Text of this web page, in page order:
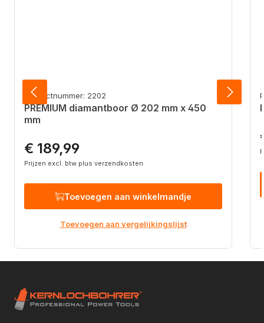
Productnummer: 2202
PREMIUM diamantboor Ø 202 mm x 450
mm
Normale prijs:
€ 189,99
Prijzen excl. btw plus verzendkosten
Toevoegen aan winkelmandje
Toevoegen aan vergelijkingslijst